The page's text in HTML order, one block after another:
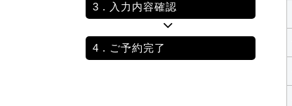
3 . 入力内容確認
4 . ご予約完了